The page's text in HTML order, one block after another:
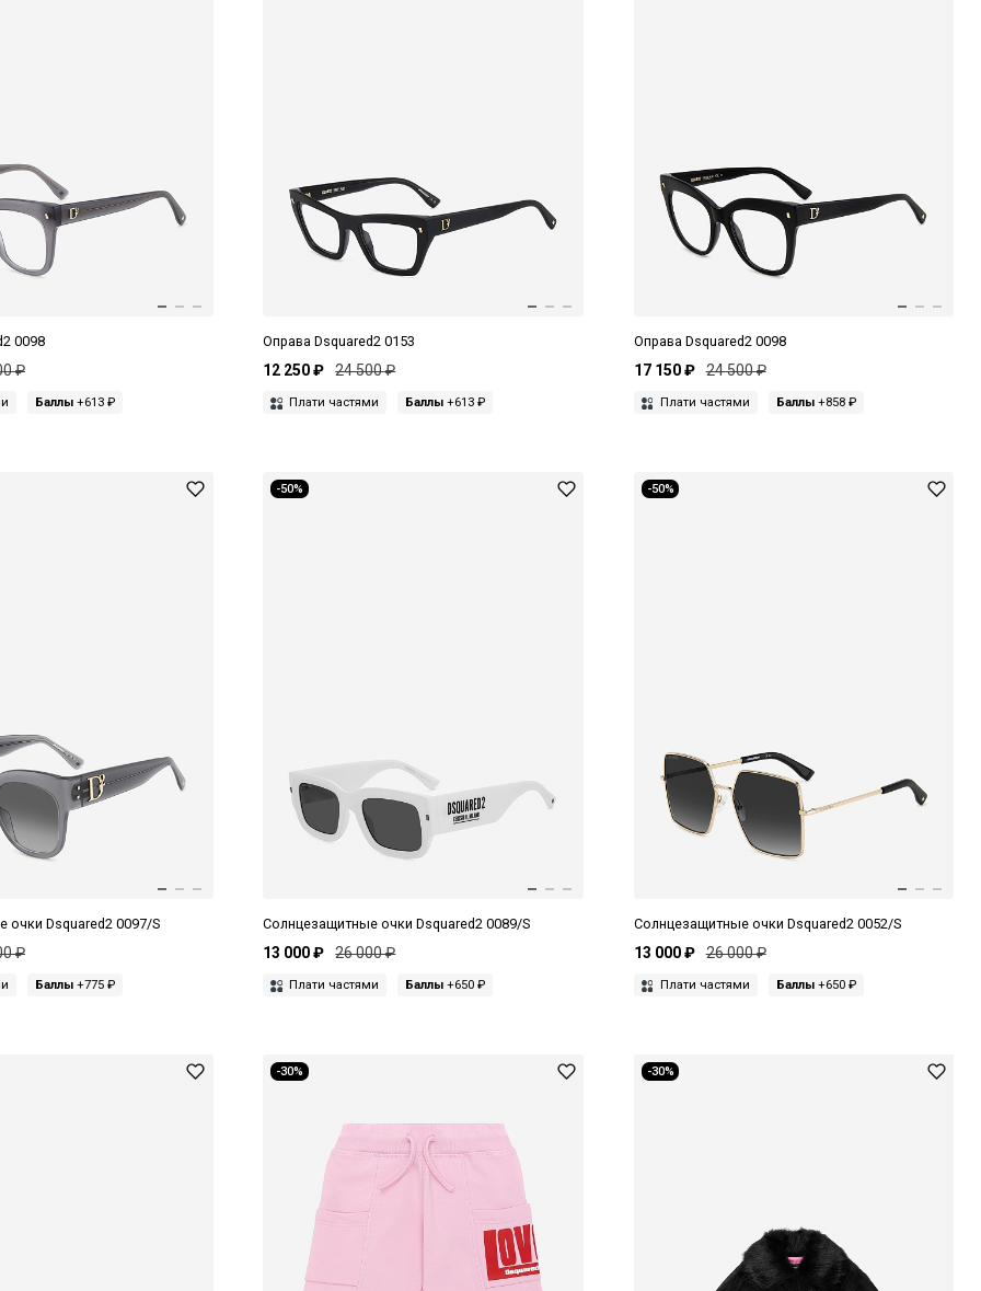
0098
₽
Баллы +613 ₽
Оправа Dsquared2 0153
12 250 ₽ 24 500 ₽
Плати частями Баллы +613 ₽
Оправа Dsquared2 0098
17 150 ₽ 24 500 ₽
Плати частями Баллы+858 ₽
очки Dsquared2 0097/S
₽
Баллы +775 ₽
-50%
Солнцезащитные очки Dsquared2 0089/S
13 000 ₽ 26 000 ₽
Плати частями Баллы +650 ₽
-50%
Солнцезащитные очки Dsquared2 0052/S
13 000 ₽ 26 000 ₽
Плати частями Баллы+650 ₽
-30% -30%